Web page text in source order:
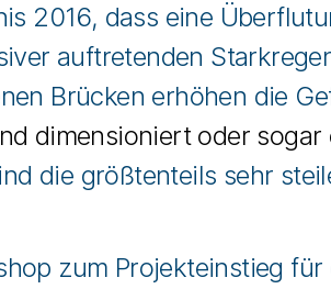
2016, dass eine
auftretenden
Brücken erhöhen die
dimensioniert oder
die größtenteils sehr
zum Projekteinstieg